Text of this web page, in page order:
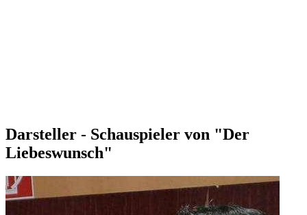
Darsteller - Schauspieler von "Der
Liebeswunsch"